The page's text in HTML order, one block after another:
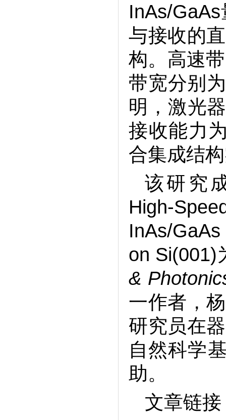
InAs/
与接收的
构。高速
带宽分别
明，激光
接收能力
合集成结
该研究
High-
InAs/
on Si(001)
&
一作者，
研究员在
自然科学
助。
文章链